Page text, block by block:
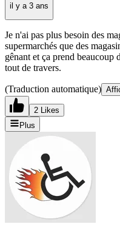
il y a 3 ans
Je n'ai pas plus besoin des
supermarchés que des
gênant et ça prend
tout de travers.
(Traduction automatique)
2 Likes
Plus